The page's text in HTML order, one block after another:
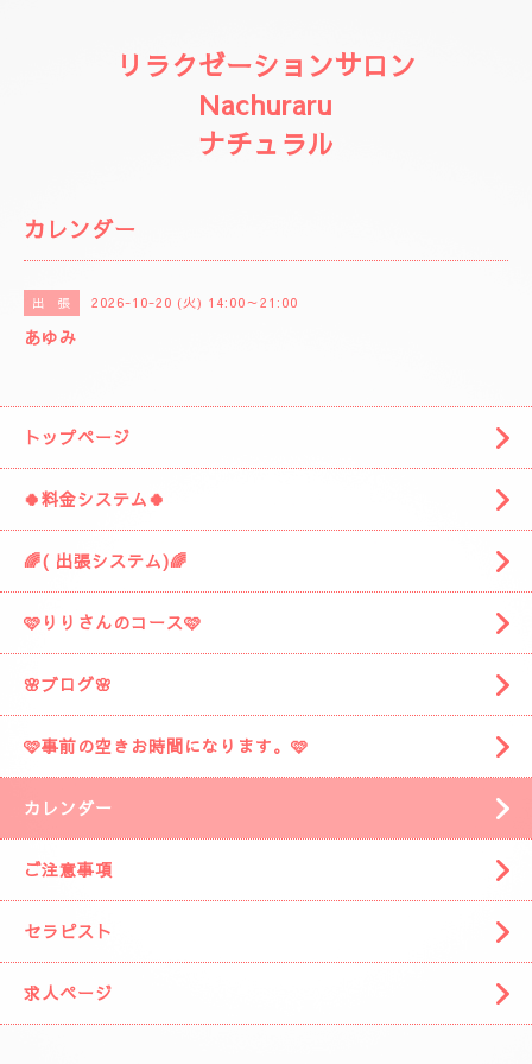
リラクゼーションサロン
Nachuraru
ナチュラル
カレンダー
出 張 2026-10-20 (火) 14:00～21:00
あゆみ
トップページ
🍀料金システム🍀
🌈( 出張システム)🌈
🩷りりさんのコース🩷
🌸ブログ🌸
🩷事前の空きお時間になります。🩷
カレンダー
ご注意事項
セラピスト
求人ページ